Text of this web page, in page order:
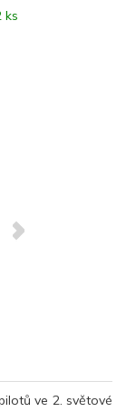
ks
ve 2. světové